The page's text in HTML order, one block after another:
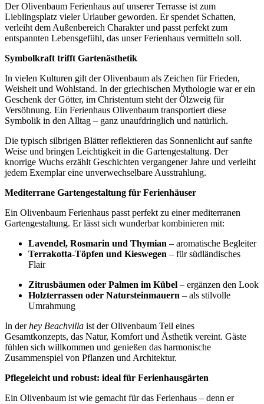
Der Olivenbaum Ferienhaus auf unserer Terrasse ist zum
Lieblingsplatz vieler Urlauber geworden. Er spendet Schatten,
verleiht dem Außenbereich Charakter und passt perfekt zum
entspannten Lebensgefühl, das unser Ferienhaus vermitteln soll.
Symbolkraft trifft Gartenästhetik
In vielen Kulturen gilt der Olivenbaum als Zeichen für Frieden,
Weisheit und Wohlstand. In der griechischen Mythologie war er ein
Geschenk der Götter, im Christentum steht der Ölzweig für
Versöhnung. Ein Ferienhaus Olivenbaum transportiert diese
Symbolik in den Alltag – ganz unaufdringlich und natürlich.
Die typisch silbrigen Blätter reflektieren das Sonnenlicht auf sanfte
Weise und bringen Leichtigkeit in die Gartengestaltung. Der
knorrige Wuchs erzählt Geschichten vergangener Jahre und verleiht
jedem Exemplar eine unverwechselbare Ausstrahlung.
Mediterrane Gartengestaltung für Ferienhäuser
Ein Olivenbaum Ferienhaus passt perfekt zu einer mediterranen
Gartengestaltung. Er lässt sich wunderbar kombinieren mit:
Lavendel, Rosmarin und Thymian – aromatische Begleiter
Terrakotta-Töpfen und Kieswegen – für südländisches
Flair
Zitrusbäumen oder Palmen im Kübel – ergänzen den Look
Holzterrassen oder Natursteinmauern – als stilvolle
Umrahmung
In derhey Beachvilla ist der Olivenbaum Teil eines
Gesamtkonzepts, das Natur, Komfort und Ästhetik vereint. Gäste
fühlen sich willkommen und genießen das harmonische
Zusammenspiel von Pflanzen und Architektur.
Pflegeleicht und robust: ideal für Ferienhausgärten
Ein Olivenbaum ist wie gemacht für das Ferienhaus – denn er